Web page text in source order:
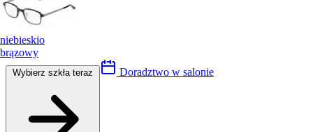
niebieskio
brązowy
Doradztwo w salonie